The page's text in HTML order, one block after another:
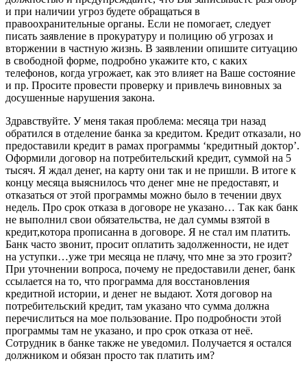
и при наличии угроз будете обращаться в
правоохранительные органы. Если не помогает, следует
писать заявление в прокуратуру и полицию об угрозах и
вторжении в частную жизнь. В заявлении опишите ситуацию
в свободной форме, подробно укажите кто, с каких
телефонов, когда угрожает, как это влияет на Ваше состояние
и пр. Просите провести проверку и привлечь виновных за
досушенные нарушения закона.
Здравствуйте. У меня такая проблема: месяца три назад
обратился в отделение банка за кредитом. Кредит отказали, но
предоставили кредит в рамах программы ‘кредитный доктор’.
Оформили договор на потребительский кредит, суммой на 5
тысяч. Я ждал денег, на карту они так и не пришли. В итоге к
концу месяца выяснилось что денег мне не предоставят, и
отказаться от этой программы можно было в течении двух
недель. Про срок отказа в договоре не указано… Так как банк
не выполнил свои обязательства, не дал суммы взятой в
кредит,котора прописанна в договоре. Я не стал им платить.
Банк часто звонит, просит оплатить задолженности, не идет
на уступки…уже три месяца не плачу, что мне за это грозит?
При уточнении вопроса, почему не предоставили денег, банк
ссылается на то, что программа для восстановления
кредитной истории, и денег не выдают. Хотя договор на
потребительский кредит, там указано что сумма должна
перечислиться на мое пользование. Про подробности этой
программы там не указано, и про срок отказа от неё.
Сотрудник в банке также не уведомил. Получается я остался
должником и обязан просто так платить им?